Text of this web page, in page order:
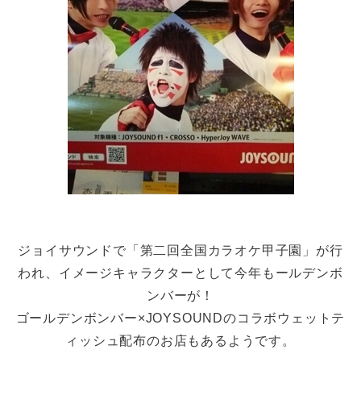
ジョイサウンドで「第二回全国カラオケ甲子園」が行
われ、イメージキャラクターとして今年もールデンボ
ンバーが！
ゴールデンボンバー×JOYSOUNDのコラボウェットテ
ィッシュ配布のお店もあるようです。